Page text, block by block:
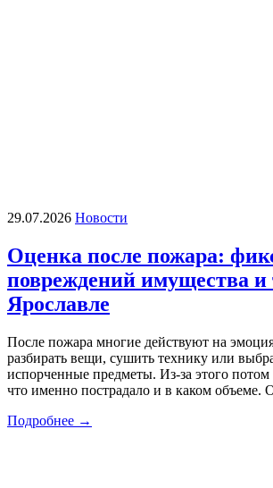
29.07.2026 Новости
Оценка после пожара:
повреждений имущества и
Ярославле
После пожара многие действуют на
разбирать вещи, сушить технику или
испорченные предметы. Из-за этого потом
что именно пострадало и в каком объеме.
Подробнее →